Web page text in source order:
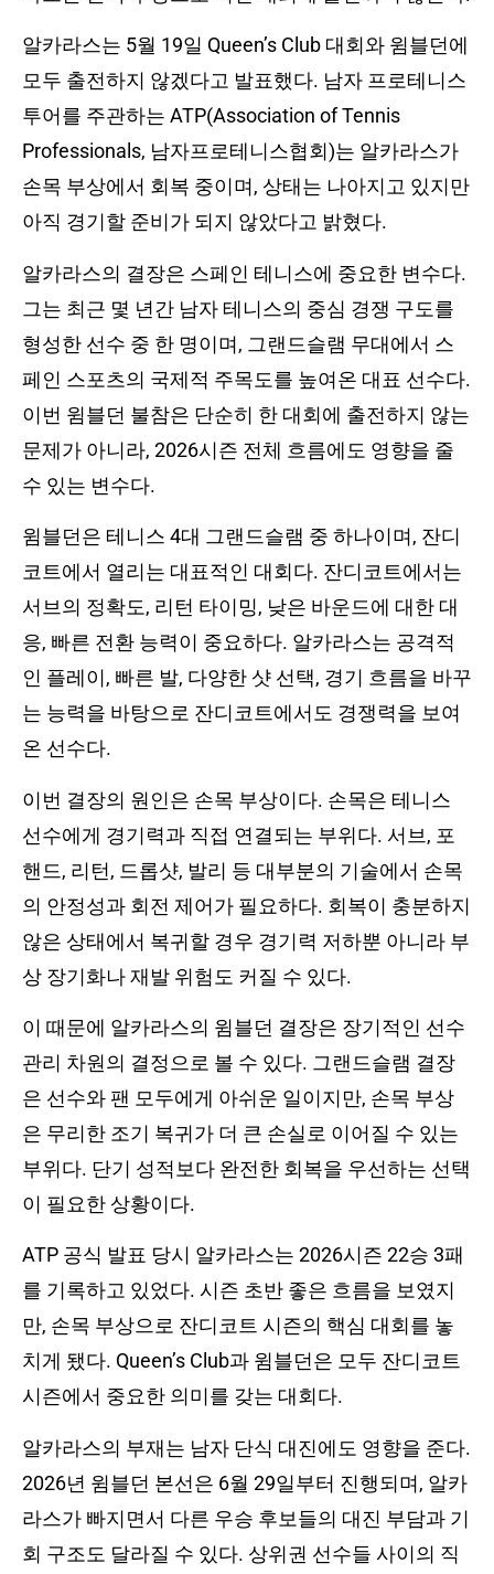
알카라스는 5월 19일 Queen’s Club 대회와 윔블던에
모두 출전하지 않겠다고 발표했다. 남자 프로테니스
투어를 주관하는 ATP(Association of Tennis
Professionals, 남자프로테니스협회)는 알카라스가
손목 부상에서 회복 중이며, 상태는 나아지고 있지만
아직 경기할 준비가 되지 않았다고 밝혔다.
알카라스의 결장은 스페인 테니스에 중요한 변수다.
그는 최근 몇 년간 남자 테니스의 중심 경쟁 구도를
형성한 선수 중 한 명이며, 그랜드슬램 무대에서 스
페인 스포츠의 국제적 주목도를 높여온 대표 선수다.
이번 윔블던 불참은 단순히 한 대회에 출전하지 않는
문제가 아니라, 2026시즌 전체 흐름에도 영향을 줄
수 있는 변수다.
윔블던은 테니스 4대 그랜드슬램 중 하나이며, 잔디
코트에서 열리는 대표적인 대회다. 잔디코트에서는
서브의 정확도, 리턴 타이밍, 낮은 바운드에 대한 대
응, 빠른 전환 능력이 중요하다. 알카라스는 공격적
인 플레이, 빠른 발, 다양한 샷 선택, 경기 흐름을 바꾸
는 능력을 바탕으로 잔디코트에서도 경쟁력을 보여
온 선수다.
이번 결장의 원인은 손목 부상이다. 손목은 테니스
선수에게 경기력과 직접 연결되는 부위다. 서브, 포
핸드, 리턴, 드롭샷, 발리 등 대부분의 기술에서 손목
의 안정성과 회전 제어가 필요하다. 회복이 충분하지
않은 상태에서 복귀할 경우 경기력 저하뿐 아니라 부
상 장기화나 재발 위험도 커질 수 있다.
이 때문에 알카라스의 윔블던 결장은 장기적인 선수
관리 차원의 결정으로 볼 수 있다. 그랜드슬램 결장
은 선수와 팬 모두에게 아쉬운 일이지만, 손목 부상
은 무리한 조기 복귀가 더 큰 손실로 이어질 수 있는
부위다. 단기 성적보다 완전한 회복을 우선하는 선택
이 필요한 상황이다.
ATP 공식 발표 당시 알카라스는 2026시즌 22승 3패
를 기록하고 있었다. 시즌 초반 좋은 흐름을 보였지
만, 손목 부상으로 잔디코트 시즌의 핵심 대회를 놓
치게 됐다. Queen’s Club과 윔블던은 모두 잔디코트
시즌에서 중요한 의미를 갖는 대회다.
알카라스의 부재는 남자 단식 대진에도 영향을 준다.
2026년 윔블던 본선은 6월 29일부터 진행되며, 알카
라스가 빠지면서 다른 우승 후보들의 대진 부담과 기
회 구조도 달라질 수 있다. 상위권 선수들 사이의 직